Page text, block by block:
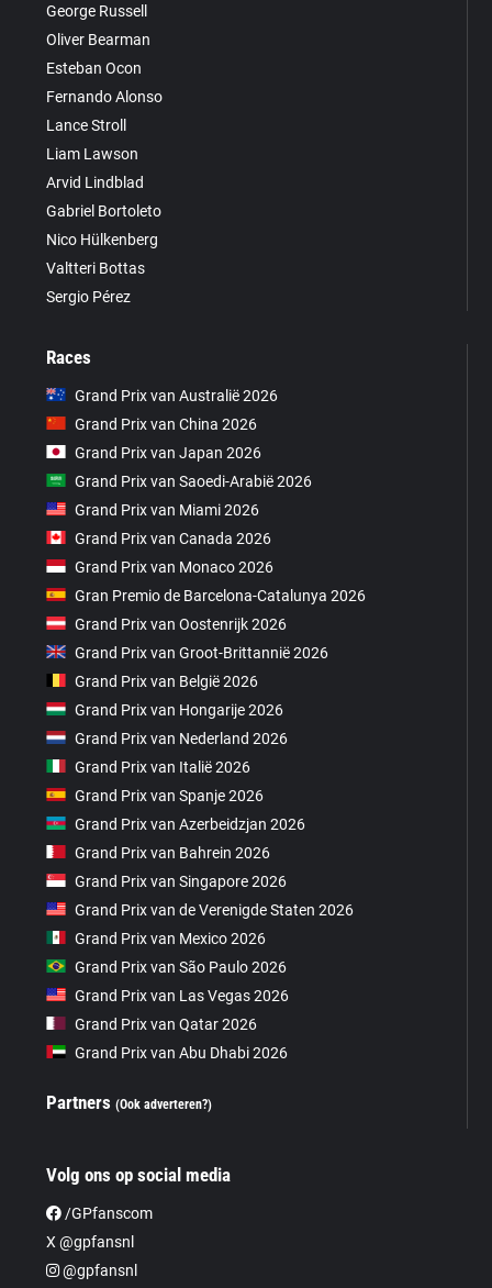
George Russell
Oliver Bearman
Esteban Ocon
Fernando Alonso
Lance Stroll
Liam Lawson
Arvid Lindblad
Gabriel Bortoleto
Nico Hülkenberg
Valtteri Bottas
Sergio Pérez
Races
Grand Prix van Australië 2026
Grand Prix van China 2026
Grand Prix van Japan 2026
Grand Prix van Saoedi-Arabië 2026
Grand Prix van Miami 2026
Grand Prix van Canada 2026
Grand Prix van Monaco 2026
Gran Premio de Barcelona-Catalunya 2026
Grand Prix van Oostenrijk 2026
Grand Prix van Groot-Brittannië 2026
Grand Prix van België 2026
Grand Prix van Hongarije 2026
Grand Prix van Nederland 2026
Grand Prix van Italië 2026
Grand Prix van Spanje 2026
Grand Prix van Azerbeidzjan 2026
Grand Prix van Bahrein 2026
Grand Prix van Singapore 2026
Grand Prix van de Verenigde Staten 2026
Grand Prix van Mexico 2026
Grand Prix van São Paulo 2026
Grand Prix van Las Vegas 2026
Grand Prix van Qatar 2026
Grand Prix van Abu Dhabi 2026
Partners(Ook adverteren?)
Volg ons op social media
/GPfanscom
X @gpfansnl
@gpfansnl